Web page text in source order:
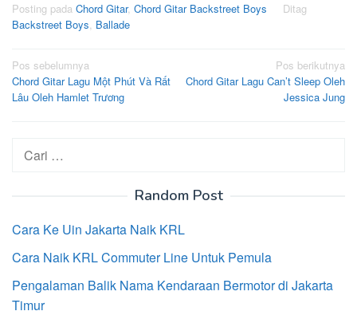
Posting pada Chord Gitar, Chord Gitar Backstreet Boys
Ditag
Backstreet Boys, Ballade
Navigasi
pos
Pos sebelumnya
Chord Gitar Lagu Một Phút Và Rất
Lâu Oleh Hamlet Trương
Pos berikutnya
Chord Gitar Lagu Can’t Sleep Oleh
Jessica Jung
Cari
untuk:
Random Post
Cara Ke Uin Jakarta Naik KRL
Cara Naik KRL Commuter Line Untuk Pemula
Pengalaman Balik Nama Kendaraan Bermotor di Jakarta
Timur